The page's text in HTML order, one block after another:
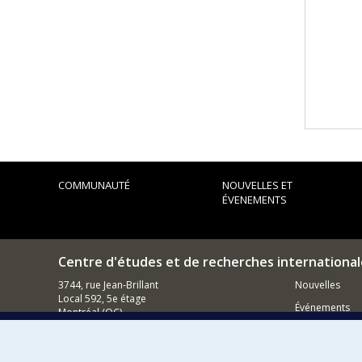
COMMUNAUTÉ
NOUVELLES ET
ÉVENEMENTS
Centre d'études et de recherches
3744, rue Jean-Brillant
Local 592, 5e étage
Montréal (QC)
Nouvelles
Événements